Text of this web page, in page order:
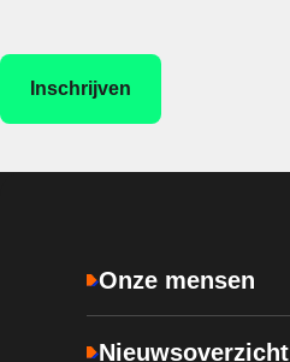
Onze mensen
Nieuwsoverzicht